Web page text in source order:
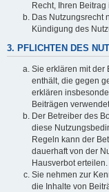
Recht, Ihren
Das Nutzungsrecht
Kündigung des
3. PFLICHTEN DES
Sie erklären mit der
enthält, die gegen
erklären
Beiträgen
Der Betreiber des
diese
Regeln kann der
dauerhaft von der
Hausverbot erteilen.
Sie nehmen zur
die Inhalte von